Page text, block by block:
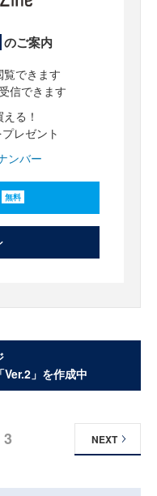
のご案内
覧できます
信できます
る！
レゼント
ンバー
無料
」を作成中
3 NEXT